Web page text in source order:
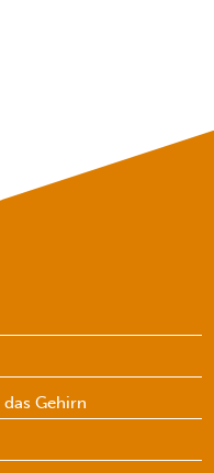
Gehirn